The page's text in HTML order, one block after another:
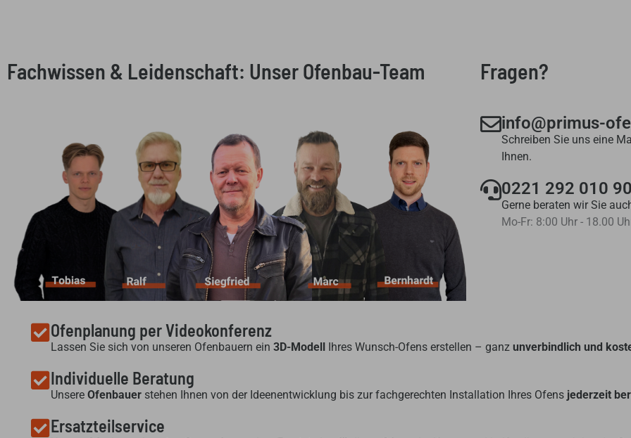
Fachwissen & Leidenschaft: Unser Ofenbau-Team Fragen?
info@primus-
Schreiben Sie uns eine
Ihnen.
0221 292 010 90
Gerne beraten wir Sie
Mo-Fr: 8:00 Uhr - 18.00
Ofenplanung per Videokonferenz
Lassen Sie sich von unseren Ofenbauern ein 3D-Modell Ihres Wunsch-Ofens erstellen – ganz unverbindlich und
Individuelle Beratung
Unsere Ofenbauer stehen Ihnen von der Ideenentwicklung bis zur fachgerechten Installation Ihres Ofens jederzeit
Ersatzteilservice